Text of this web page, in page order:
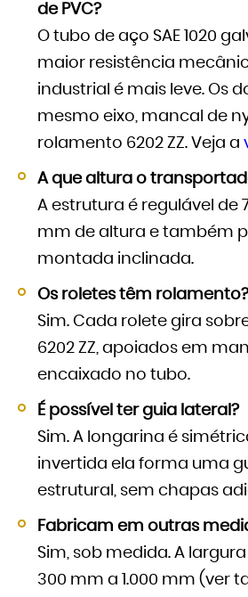
de PVC?
O tubo de aço SAE 1020
maior resistência
industrial é mais leve. Os
mesmo eixo, mancal de
rolamento 6202 ZZ. Veja a
A que altura o
A estrutura é regulável de
mm de altura e também
montada inclinada.
Os roletes têm rolamento?
Sim. Cada rolete gira
6202 ZZ, apoiados em
encaixado no tubo.
É possível ter guia lateral?
Sim. A longarina é
invertida ela forma uma
estrutural, sem chapas
Fabricam em outras
Sim, sob medida. A
300 mm a 1.000 mm (ver